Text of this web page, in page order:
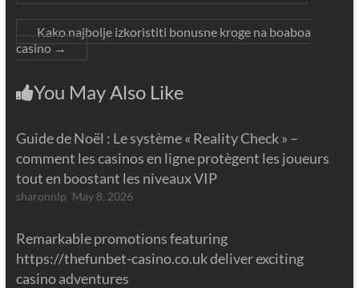
Kako najbolje izkoristiti bonusne kroge na boaboa
casino→
You May Also Like
Guide de Noël : Le système « Reality Check » –
comment les casinos en ligne protègent les joueurs
tout en boostant les niveaux VIP
sharonnlp May 8, 2026
Remarkable promotions featuring
https://thefunbet-casino.co.uk deliver exciting
casino adventures